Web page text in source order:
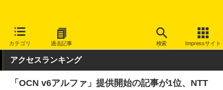
カテゴリ 過去記事 検索 Impressサイト
INTERNET Watch トピック その他
アクセスランキング
「OCN v6アルファ」提供開始の記事が1位、NTT